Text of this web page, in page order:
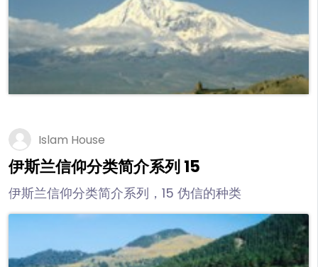
Islam House
伊斯兰信仰分类简介系列 15
伊斯兰信仰分类简介系列，15 伪信的种类